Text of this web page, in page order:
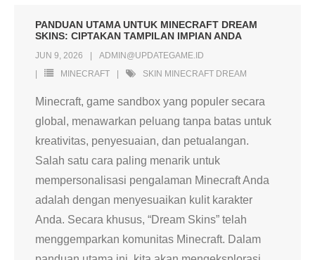
PANDUAN UTAMA UNTUK MINECRAFT DREAM
SKINS: CIPTAKAN TAMPILAN IMPIAN ANDA
JUN 9, 2026
ADMIN@UPDATEGAME.ID
MINECRAFT
SKIN MINECRAFT DREAM
Minecraft, game sandbox yang populer secara
global, menawarkan peluang tanpa batas untuk
kreativitas, penyesuaian, dan petualangan.
Salah satu cara paling menarik untuk
mempersonalisasi pengalaman Minecraft Anda
adalah dengan menyesuaikan kulit karakter
Anda. Secara khusus, “Dream Skins” telah
menggemparkan komunitas Minecraft. Dalam